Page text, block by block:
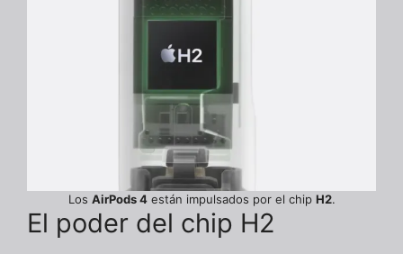
Los AirPods 4están impulsados por el chip H2.
El poder del chip H2